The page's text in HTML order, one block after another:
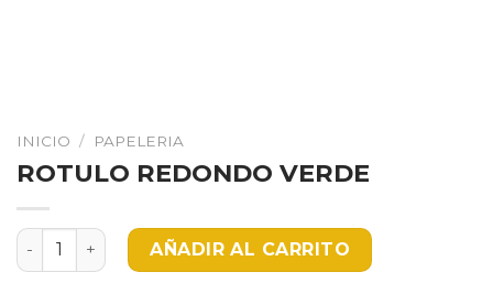
INICIO / PAPELERIA
ROTULO REDONDO VERDE
ROTULO REDONDO VERDE cantidad
AÑADIR AL CARRITO